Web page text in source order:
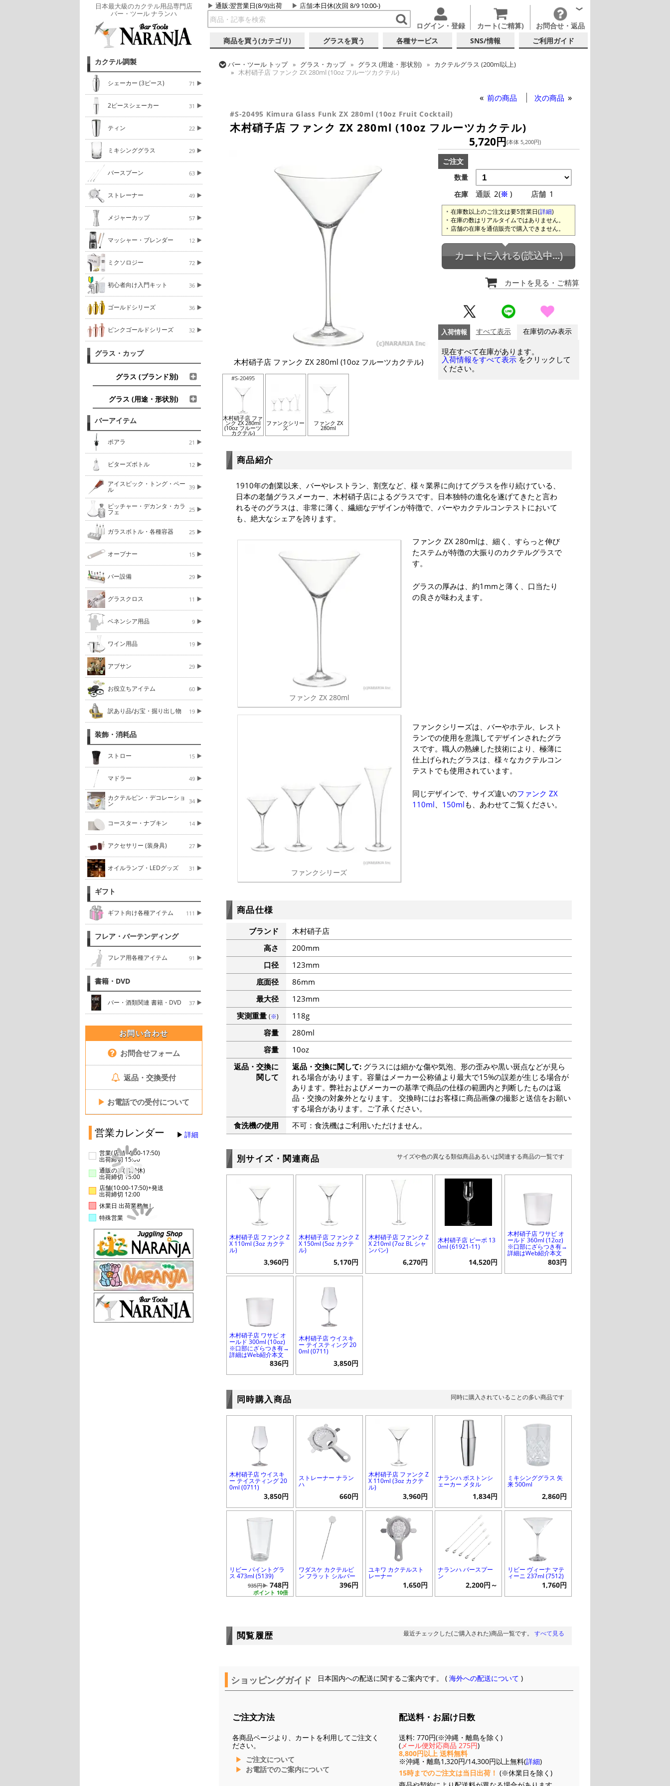
日本最大級のカクテル用品専門店
バー・ツール ナランハ
通販:翌営業日(8/9)出荷 店舗:本日休(次回 8/9 10:00-)
ログイン・登録 カート(ご精算) お問合せ・返品
商品を買う(カテゴリ) グラスを買う 各種サービス SNS/情報 ご利用ガイド
カクテル調製
シェーカー (3ピース) 71
2ピースシェーカー 31
ティン 22
ミキシンググラス 29
バースプーン 63
ストレーナー 49
メジャーカップ 57
マッシャー・ブレンダー 12
ミクソロジー 72
初心者向け入門キット 36
ゴールドシリーズ 36
ピンクゴールドシリーズ 32
グラス・カップ
グラス (ブランド別)
グラス (用途・形状別)
バーアイテム
ポアラ 21
ビターズボトル 12
アイスピック・トング・ペー
ル 39
ピッチャー・デカンタ・カラ
フェ 25
ガラスボトル・各種容器 25
オープナー 15
バー設備 29
グラスクロス 11
ベネンシア用品 9
ワイン用品 19
アブサン 29
お役立ちアイテム 60
訳あり品/お宝・掘り出し物 19
装飾・消耗品
ストロー 15
マドラー 49
カクテルピン・デコレーショ
ン 34
コースター・ナプキン 14
アクセサリー (装身具) 27
オイルランプ・LEDグッズ 31
ギフト
ギフト向け各種アイテム 111
フレア・バーテンディング
フレア用各種アイテム 91
書籍・DVD
バー・酒類関連 書籍・DVD 37
お問い合わせ
お問合せフォーム
返品・交換受付
▶ お電話での受付について
営業カレンダー 詳細
営業(店舗14:00-17:50)
出荷締切 15:00
通販のみ(店舗休)
出荷締切 15:00
店舗(10:00-17:50)+発送
出荷締切 12:00
休業日 出荷業務無し
特殊営業
バー・ツール トップ グラス・カップ グラス (用途・形状別)
カクテルグラス (200ml以上)
木村硝子店 ファンク ZX 280ml (10oz フルーツカクテル)
前の商品 次の商品
#S-20495 Kimura Glass Funk ZX 280ml (10oz Fruit Cocktail)
木村硝子店 ファンク ZX 280ml (10oz フルーツカクテル)
木村硝子店 ファンク ZX 280ml (10oz フルーツカクテル)
#S-20495
木村硝子店 ファ
ンク ZX 280ml
(10oz フルーツ
カクテル)
ファンクシリー
ズ
ファンク ZX
280ml
5,720円(本体 5,200円)
ご注文
数量
在庫
通販 2(※ ) 店舗 1
在庫数以上のご注文は要5営業日(詳細)
在庫の数はリアルタイムではありません。
店舗の在庫を通信販売で購入できません。
カートに入れる(読込中...)
カートを見る ・ご精算
入荷情報 すべて表示 在庫切のみ表示
現在すべて在庫があります。
入荷情報をすべて表示 をクリックして
ください。
商品紹介
1910年の創業以来、バーやレストラン、割烹など、様々業界に向けてグラスを作り続けている、
日本の老舗グラスメーカー、木村硝子店によるグラスです。日本独特の進化を遂げてきたと言わ
れるそのグラスは、非常に薄く、繊細なデザインが特徴で、バーやカクテルコンテストにおいて
も、絶大なシェアを誇ります。
ファンク ZX 280ml
ファンク ZX 280mlは、細く、すらっと伸び
たステムが特徴の大振りのカクテルグラスで
す。
グラスの厚みは、約1mmと薄く、口当たり
の良さが味わえます。
ファンクシリーズ
ファンクシリーズは、バーやホテル、レスト
ランでの使用を意識してデザインされたグラ
スです。職人の熟練した技術により、極薄に
仕上げられたグラスは、様々なカクテルコン
テストでも使用されています。
同じデザインで、サイズ違いのファンク ZX
110ml、 150mlも、あわせてご覧ください。
商品仕様
ブランド
木村硝子店
高さ
200mm
口径
123mm
底面径
86mm
最大径
123mm
実測重量 (※)
118g
容量
280ml
容量
10oz
返品・交換に
関して
返品・交換に関して:グラスには細かな傷や気泡、形の歪みや黒い斑点などが見ら
れる場合があります。容量はメーカー公称値より最大で15%の誤差が生じる場合が
あります。弊社およびメーカーの基準で商品の仕様の範囲内と判断したものは返
品・交換の対象外となります。 交換時にはお客様に商品画像の撮影と送信をお願い
する場合があります。ご了承ください。
食洗機の使用
不可：食洗機はご利用いただけません。
別サイズ・関連商品 サイズや色の異なる類似商品あるいは関連する商品の一覧です
木村硝子店 ファンク Z
X 110ml (3oz カクテ
ル)
3,960円
木村硝子店 ファンク Z
X 150ml (5oz カクテ
ル)
5,170円
木村硝子店 ファンク Z
X 210ml (7oz BL シャ
ンパン)
6,270円
木村硝子店 ピーボ 13
0ml (61921-11)
14,520円
木村硝子店 ワサビ オ
ールド 360ml (12oz)
※口部にざらつき有→
詳細はWeb紹介本文
803円
木村硝子店 ワサビ オ
ールド 300ml (10oz)
※口部にざらつき有→
詳細はWeb紹介本文
836円
木村硝子店 ウイスキ
ー テイスティング 20
0ml (0711)
3,850円
同時購入商品 同時に購入されていることの多い商品です
木村硝子店 ウイスキ
ー テイスティング 20
0ml (0711)
3,850円
ストレーナー ナラン
ハ
660円
木村硝子店 ファンク Z
X 110ml (3oz カクテ
ル)
3,960円
ナランハ ボストンシ
ェーカー メタル
1,834円
ミキシンググラス 矢
来 500ml
2,860円
リビー パイントグラ
ス 473ml (5139)
ポイント 10倍
935円▶ 748円
ワダスケ カクテルピ
ン フラット シルバー
396円
ユキワ カクテルスト
レーナー
1,650円
ナランハ バースプー
ン
2,200円～
リビー ヴィーナ マテ
ィーニ 237ml (7512)
1,760円
閲覧履歴 最近チェックした(ご購入された)商品一覧です。 すべて見る
ショッピングガイド 日本国内への配送に関するご案内です。 (海外への配送について )
ご注文方法
各商品ページより、カートを利用してご注文く
ださい。
ご注文について
お電話でのご案内について
配送料・お届け日数
送料: 770円(※沖縄・離島を除く)
(メール便対応商品 275円)
8,800円以上 送料無料
※沖縄・離島1,320円/14,300円以上無料(詳細)
15時までのご注文は当日出荷！ (※休業日を除く)